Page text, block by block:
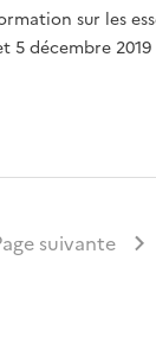
sur les
5 décembre
suivante